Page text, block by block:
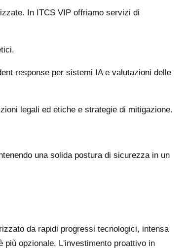
In ITCS VIP offriamo servizi di
response per sistemi IA e valutazioni delle
legali ed etiche e strategie di mitigazione.
una solida postura di sicurezza in un
da rapidi progressi tecnologici, intensa
più opzionale. L'investimento proattivo in